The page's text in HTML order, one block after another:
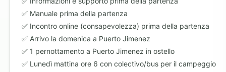
Manuale prima della partenza
Incontro online (consapevolezza) prima della partenza
Arrivo la domenica a Puerto Jimenez
1 pernottamento a Puerto Jimenez in ostello
Lunedì mattina ore 6 con colectivo/bus per il campeggio